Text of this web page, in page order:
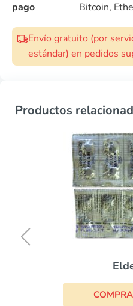
pago
Bitcoin,
Envío gratuito (por
estándar) en pedidos
Productos